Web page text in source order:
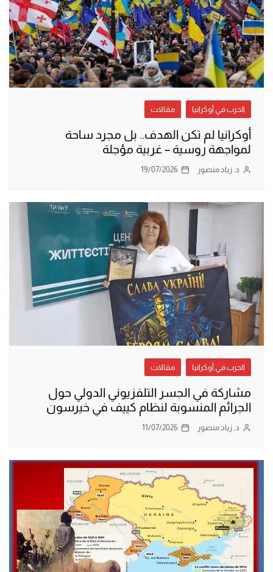
الحرب في أوكرانيا مقالات
أوكرانيا لم تكن الهدف.. بل مجرد ساحة
لمواجهة روسية – غربية مؤجلة
د. زياد منصور 19/07/2026
الحرب في أوكرانيا مقالات
مشاركة في الجسر التلفزيوني الدولي حول
الجرائم المنسوبة لنظام كييف في خيرسون
د. زياد منصور 11/07/2026